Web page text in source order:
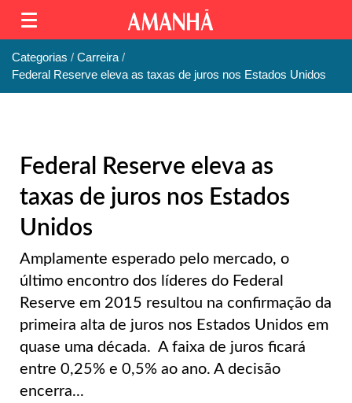
Categorias
Carreira
Federal Reserve eleva as taxas de juros nos Estados Unidos
Federal Reserve eleva as
taxas de juros nos Estados
Unidos
Amplamente esperado pelo mercado, o
último encontro dos líderes do Federal
Reserve em 2015 resultou na confirmação da
primeira alta de juros nos Estados Unidos em
quase uma década. A faixa de juros ficará
entre 0,25% e 0,5% ao ano. A decisão
encerra...